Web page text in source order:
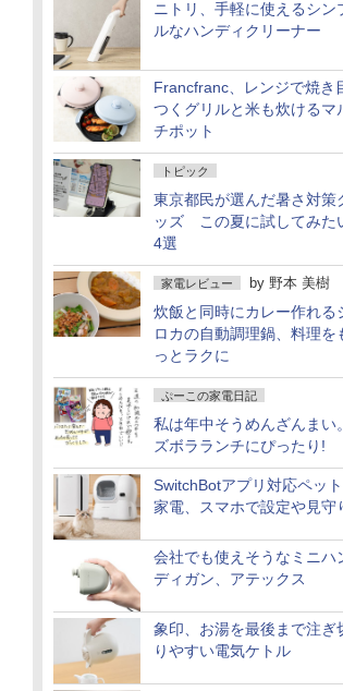
ニトリ、手軽に使えるシン
ルなハンディクリーナー
Francfranc、レンジで焼き
つくグリルと米も炊けるマ
チポット
トピック
東京都民が選んだ暑さ対策
ッズ この夏に試してみた
4選
家電レビュー by 野本 美樹
炊飯と同時にカレー作れる
ロカの自動調理鍋、料理を
っとラクに
ぷーこの家電日記
私は年中そうめんざんまい。
ズボラランチにぴったり!
SwitchBotアプリ対応ペット
家電、スマホで設定や見守
会社でも使えそうなミニハ
ディガン、アテックス
象印、お湯を最後まで注ぎ
りやすい電気ケトル